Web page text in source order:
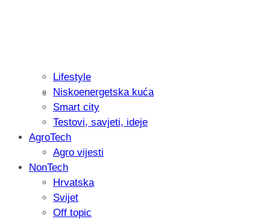
Isprobali smo: Thermostar
Lifestyle
Niskoenergetska kuća
Smart city
Testovi, savjeti, ideje
AgroTech
Agro vijesti
NonTech
Hrvatska
Svijet
Off topic